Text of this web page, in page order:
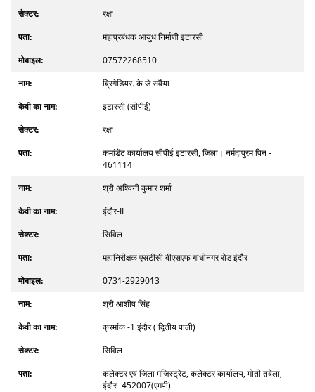
रक्षा
महाप्रबंधक आयुध निर्माणी इटारसी
07572268510
ब्रिगेडियर. के जे सर्वैया
इटारसी (सीपीई)
रक्षा
कमांडेंट कार्यालय सीपीई इटारसी, जिला। नर्मदापुरम पिन -
461114
श्री अश्विनी कुमार शर्मा
इंदौर-II
सिविल
महानिरीक्षक एसटीसी बीएसएफ गांधीनगर रोड इंदौर
0731-2929013
श्री आशीष सिंह
क्रमांक -1 इंदौर ( द्वितीय पाली)
सिविल
कलेक्टर एवं जिला मजिस्ट्रेट, कलेक्टर कार्यालय, मोती तबेला,
इंदौर -452007(एमपी)